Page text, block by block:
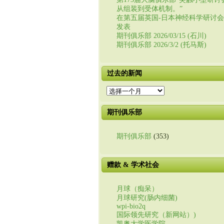
从组装到受体机制。”
在第五届英国-日本神经科学研讨
发表
期刊俱乐部 2026/03/15 (石川)
期刊俱乐部 2026/3/2 (托马斯)
过去的新闻
过
的
新
期刊俱乐部
期刊俱乐部 (353)
赠款 & 学术社会
月球（痴呆）
月球研究(肠内细菌)
wpi-bio2q
国际领先研究（新网站）)